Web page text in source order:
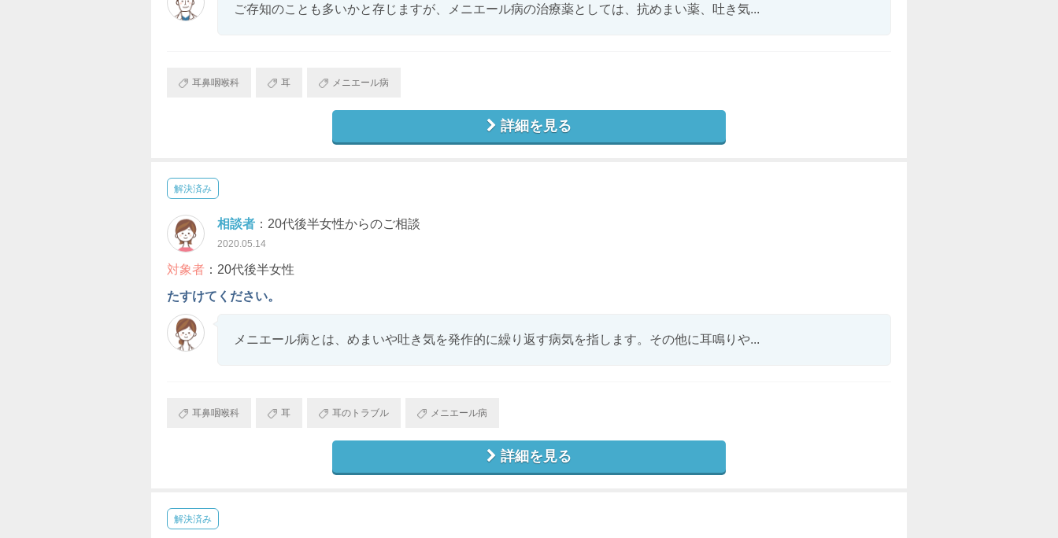
ご存知のことも多いかと存じますが、メニエール病の治療薬としては、抗めまい薬、吐き気...
耳鼻咽喉科 耳 メニエール病
詳細を見る
解決済み
相談者 ：20代後半女性からのご相談
2020.05.14
対象者 ：20代後半女性
たすけてください。
メニエール病とは、めまいや吐き気を発作的に繰り返す病気を指します。その他に耳鳴りや...
耳鼻咽喉科 耳 耳のトラブル メニエール病
詳細を見る
解決済み